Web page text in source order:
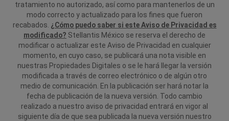
tratamiento no autorizado, así como para mantenerlos de un
modo correcto y actualizado para los fines que fueron
recabados. ¿Cómo puedo saber si este Aviso de Privacidad es
modificado? Stellantis México se reserva el derecho de
modificar o actualizar este Aviso de Privacidad en cualquier
momento, en cuyo caso, se publicará una nota visible en
nuestras Propiedades Digitales o se le hará llegar la versión
modificada a través de correo electrónico o de algún otro
medio de comunicación. En la publicación ser hará notar la
fecha de publicación de la nueva versión. Todo cambio
realizado a nuestro aviso de privacidad entrará en vigor al
siguiente día de que sea publicada la nueva versión nuestro